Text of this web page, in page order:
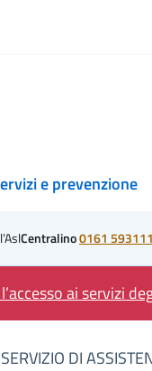
e prevenzione
Centralino0161 593111
ai servizi
DI